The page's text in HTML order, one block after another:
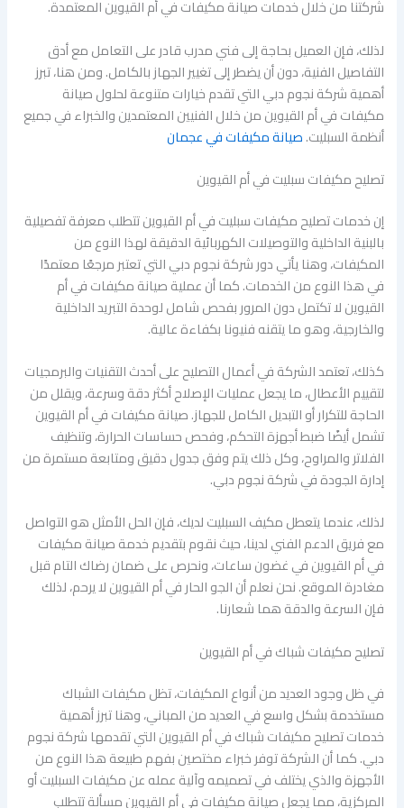
شركتنا من خلال خدمات صيانة مكيفات في أم القيوين المعتمدة.
لذلك، فإن العميل بحاجة إلى فني مدرب قادر على التعامل مع أدق
التفاصيل الفنية، دون أن يضطر إلى تغيير الجهاز بالكامل. ومن هنا، تبرز
أهمية شركة نجوم دبي التي تقدم خيارات متنوعة لحلول صيانة
مكيفات في أم القيوين من خلال الفنيين المعتمدين والخبراء في جميع
أنظمة السبليت.صيانة مكيفات في عجمان
تصليح مكيفات سبليت في أم القيوين
إن خدمات تصليح مكيفات سبليت في أم القيوين تتطلب معرفة تفصيلية
بالبنية الداخلية والتوصيلات الكهربائية الدقيقة لهذا النوع من
المكيفات، وهنا يأتي دور شركة نجوم دبي التي تعتبر مرجعًا معتمدًا
في هذا النوع من الخدمات. كما أن عملية صيانة مكيفات في أم
القيوين لا تكتمل دون المرور بفحص شامل لوحدة التبريد الداخلية
والخارجية، وهو ما يتقنه فنيونا بكفاءة عالية.
كذلك، تعتمد الشركة في أعمال التصليح على أحدث التقنيات والبرمجيات
لتقييم الأعطال، ما يجعل عمليات الإصلاح أكثر دقة وسرعة، ويقلل من
الحاجة للتكرار أو التبديل الكامل للجهاز. صيانة مكيفات في أم القيوين
تشمل أيضًا ضبط أجهزة التحكم، وفحص حساسات الحرارة، وتنظيف
الفلاتر والمراوح، وكل ذلك يتم وفق جدول دقيق ومتابعة مستمرة من
إدارة الجودة في شركة نجوم دبي.
لذلك، عندما يتعطل مكيف السبليت لديك، فإن الحل الأمثل هو التواصل
مع فريق الدعم الفني لدينا، حيث نقوم بتقديم خدمة صيانة مكيفات
في أم القيوين في غضون ساعات، ونحرص على ضمان رضاك التام قبل
مغادرة الموقع. نحن نعلم أن الجو الحار في أم القيوين لا يرحم، لذلك
فإن السرعة والدقة هما شعارنا.
تصليح مكيفات شباك في أم القيوين
في ظل وجود العديد من أنواع المكيفات، تظل مكيفات الشباك
مستخدمة بشكل واسع في العديد من المباني، وهنا تبرز أهمية
خدمات تصليح مكيفات شباك في أم القيوين التي تقدمها شركة نجوم
دبي. كما أن الشركة توفر خبراء مختصين بفهم طبيعة هذا النوع من
الأجهزة والذي يختلف في تصميمه وآلية عمله عن مكيفات السبليت أو
المركزية، مما يجعل صيانة مكيفات في أم القيوين مسألة تتطلب